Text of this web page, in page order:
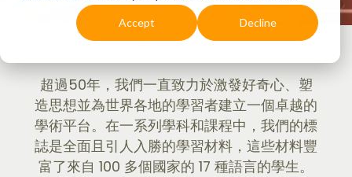
Accept Decline
名創教育
超過50年，我們一直致力於激發好奇心、塑
造思想並為世界各地的學習者建立一個卓越的
學術平台。在一系列學科和課程中，我們的標
誌是全面且引人入勝的學習材料，這些材料豐
富了來自 100 多個國家的 17 種語言的學生。